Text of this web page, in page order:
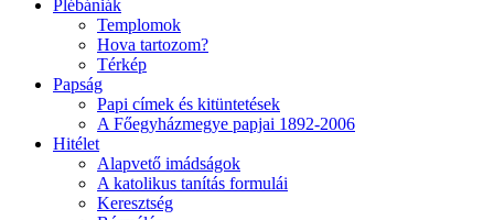
Plébániák
Templomok
Hova tartozom?
Térkép
Papság
Papi címek és kitüntetések
A Főegyházmegye papjai 1892-2006
Hitélet
Alapvető imádságok
A katolikus tanítás formulái
Keresztség